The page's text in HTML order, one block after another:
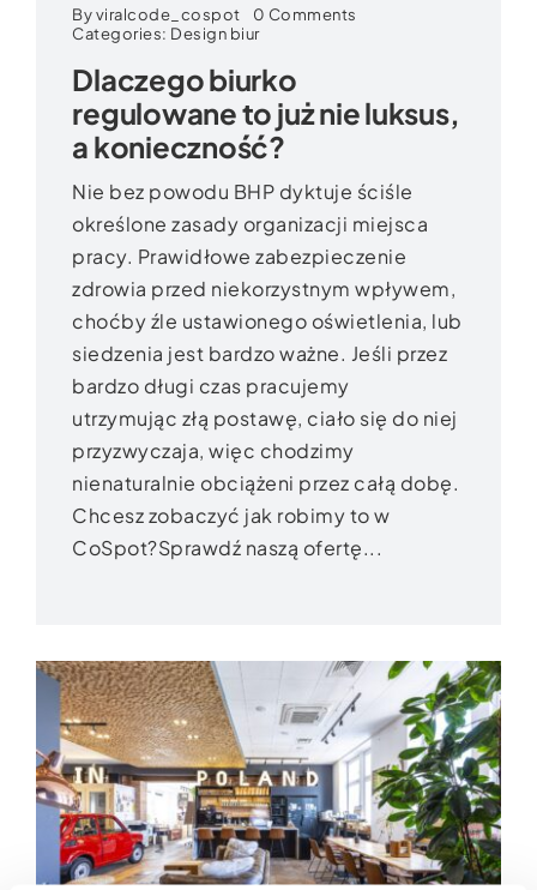
Byviralcode_cospot 0 Comments
już
nie
konieczność?
Categories: Design biur
Dlaczego biurko
regulowane to już nie luksus,
a konieczność?
Nie bez powodu BHP dyktuje ściśle
określone zasady organizacji miejsca
pracy. Prawidłowe zabezpieczenie
zdrowia przed niekorzystnym wpływem,
choćby źle ustawionego oświetlenia, lub
siedzenia jest bardzo ważne. Jeśli przez
bardzo długi czas pracujemy
utrzymując złą postawę, ciało się do niej
przyzwyczaja, więc chodzimy
nienaturalnie obciążeni przez całą dobę.
Chcesz zobaczyć jak robimy to w
CoSpot?Sprawdź naszą ofertę...